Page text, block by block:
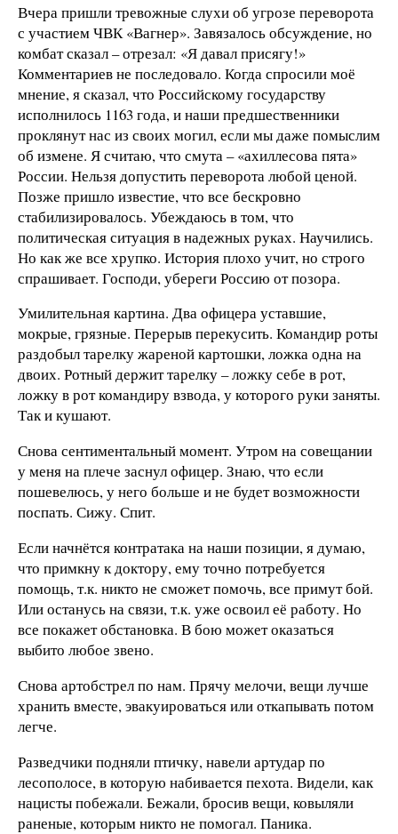
Вчера пришли тревожные слухи об угрозе переворота
с участием ЧВК «Вагнер». Завязалось обсуждение, но
комбат сказал – отрезал: «Я давал присягу!»
Комментариев не последовало. Когда спросили моё
мнение, я сказал, что Российскому государству
исполнилось 1163 года, и наши предшественники
проклянут нас из своих могил, если мы даже помыслим
об измене. Я считаю, что смута – «ахиллесова пята»
России. Нельзя допустить переворота любой ценой.
Позже пришло известие, что все бескровно
стабилизировалось. Убеждаюсь в том, что
политическая ситуация в надежных руках. Научились.
Но как же все хрупко. История плохо учит, но строго
спрашивает. Господи, убереги Россию от позора.
Умилительная картина. Два офицера уставшие,
мокрые, грязные. Перерыв перекусить. Командир роты
раздобыл тарелку жареной картошки, ложка одна на
двоих. Ротный держит тарелку – ложку себе в рот,
ложку в рот командиру взвода, у которого руки заняты.
Так и кушают.
Снова сентиментальный момент. Утром на совещании
у меня на плече заснул офицер. Знаю, что если
пошевелюсь, у него больше и не будет возможности
поспать. Сижу. Спит.
Если начнётся контратака на наши позиции, я думаю,
что примкну к доктору, ему точно потребуется
помощь, т.к. никто не сможет помочь, все примут бой.
Или останусь на связи, т.к. уже освоил её работу. Но
все покажет обстановка. В бою может оказаться
выбито любое звено.
Снова артобстрел по нам. Прячу мелочи, вещи лучше
хранить вместе, эвакуироваться или откапывать потом
легче.
Разведчики подняли птичку, навели артудар по
лесополосе, в которую набивается пехота. Видели, как
нацисты побежали. Бежали, бросив вещи, ковыляли
раненые, которым никто не помогал. Паника.